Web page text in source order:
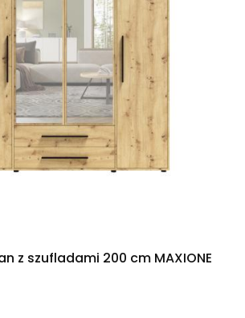
z szufladami 200 cm MAXIONE